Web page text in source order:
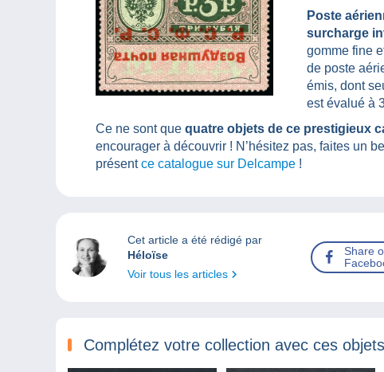
Poste
surcharge
gomme fine
de poste
émis, dont
est évalué à
Ce ne sont que quatre objets de ce prestigieux
encourager à découvrir ! N’hésitez pas, faites un
présentce catalogue sur Delcampe !
Cet article a été rédigé par
Héloïse
Voir tous les articles
Share
Complétez votre collection avec ces objets